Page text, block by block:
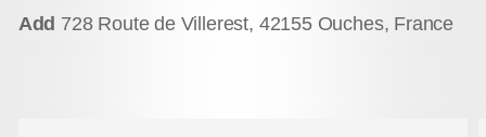
Add 728 Route de Villerest, 42155 Ouches, France